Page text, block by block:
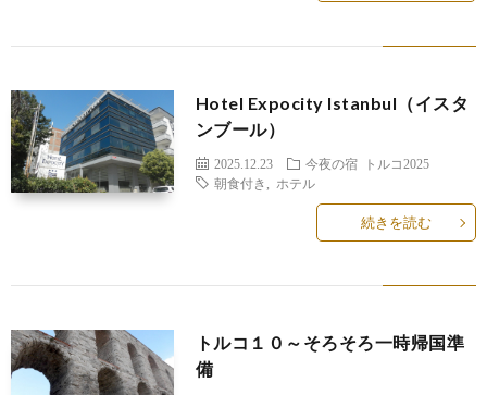
Hotel Expocity Istanbul（イスタ
ンブール）
2025.12.23 今夜の宿
トルコ2025
朝食付き
ホテル
続きを読む
トルコ１０～そろそろ一時帰国準
備